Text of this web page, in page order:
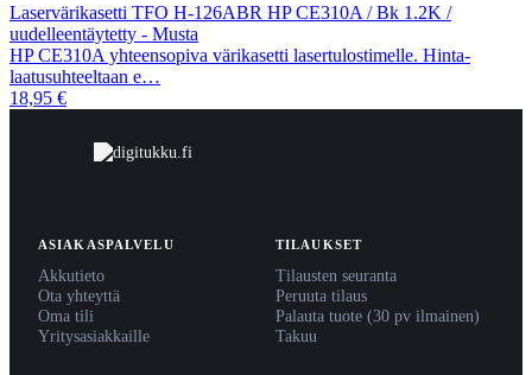
Laservärikasetti TFO H-126ABR HP CE310A / Bk 1.2K /
uudelleentäytetty - Musta
HP CE310A yhteensopiva värikasetti lasertulostimelle. Hinta-
laatusuhteeltaan e…
18,95 €
ASIAKASPALVELU
Akkutieto
Ota yhteyttä
Oma tili
Yritysasiakkaille
TILAUKSET
Tilausten seuranta
Peruuta tilaus
Palauta tuote (30 pv ilmainen)
Takuu